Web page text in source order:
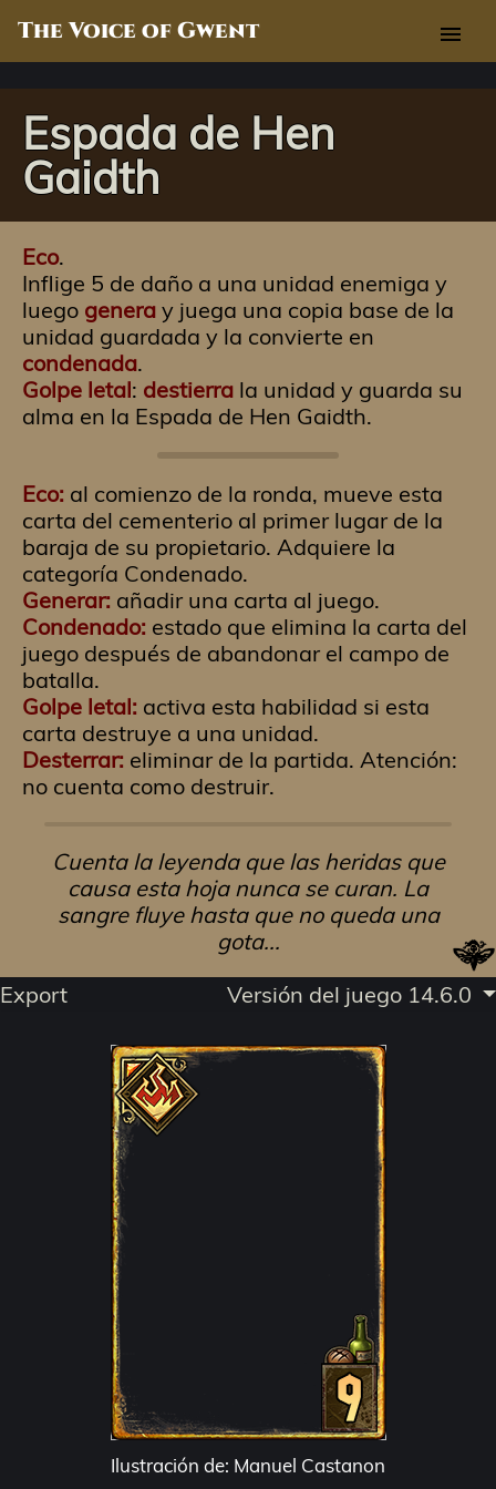
The Voice of Gwent menu
Espada de Hen
Gaidth
Eco.
Inflige 5 de daño a una unidad enemiga y
luego genera y juega una copia base de la
unidad guardada y la convierte en
condenada.
Golpe letal: destierra la unidad y guarda su
alma en la Espada de Hen Gaidth.
Eco: al comienzo de la ronda, mueve esta
carta del cementerio al primer lugar de la
baraja de su propietario. Adquiere la
categoría Condenado.
Generar: añadir una carta al juego.
Condenado: estado que elimina la carta del
juego después de abandonar el campo de
batalla.
Golpe letal: activa esta habilidad si esta
carta destruye a una unidad.
Desterrar: eliminar de la partida. Atención:
no cuenta como destruir.
Cuenta la leyenda que las heridas que
causa esta hoja nunca se curan. La
sangre fluye hasta que no queda una
gota...
Export
Versión del juego 14.6.0
Ilustración de: Manuel Castanon